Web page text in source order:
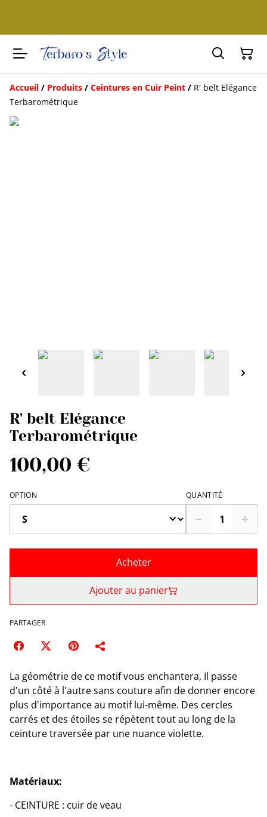
Accueil / Produits / Ceintures en Cuir Peint / R' belt Elégance
Terbarométrique
R' belt Elégance
Terbarométrique
100,00 €
OPTION QUANTITÉ
Acheter
Ajouter au panier
PARTAGER
La géométrie de ce motif vous enchantera, Il passe
d'un côté à l'autre sans couture afin de donner encore
plus d'importance au motif lui-même. Des cercles
carrés et des étoiles se répètent tout au long de la
ceinture traversée par une nuance violette.
Matériaux:
- CEINTURE : cuir de veau